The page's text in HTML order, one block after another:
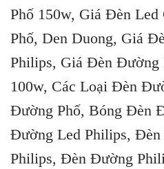
Phố 150w, Giá Đèn
Phố, Den Duong, Giá
Philips, Giá Đèn Đường
100w, Các Loại Đèn
Đường Phố, Bóng Đèn
Đường Led Philips,
Philips, Đèn Đường